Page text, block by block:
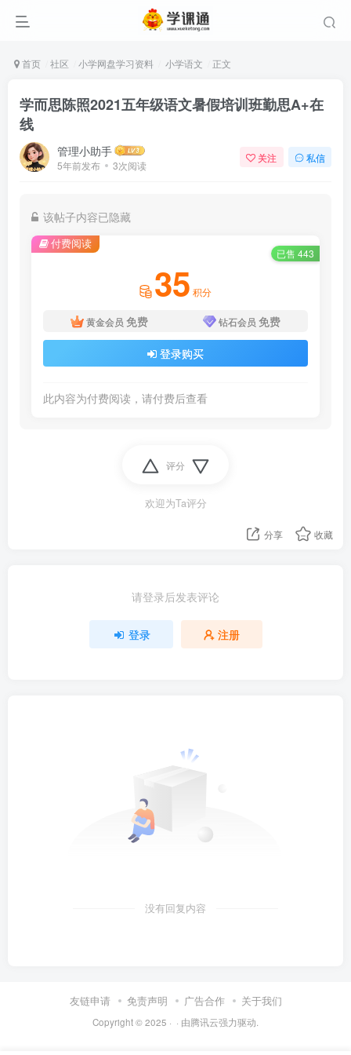
首页 社区 小学网盘学习资料 小学语文 正文
学而思陈照2021五年级语文暑假培训班勤思A+在
线
管理小助手
5年前发布 3次阅读
关注 私信
该帖子内容已隐藏
付费阅读
已售 443
35 积分
黄金会员 免费 钻石会员 免费
登录购买
此内容为付费阅读，请付费后查看
评分
欢迎为Ta评分
分享 收藏
请登录后发表评论
登录 注册
没有回复内容
友链申请 免责声明 广告合作 关于我们
Copyright © 2025 · · 由腾讯云强力驱动.